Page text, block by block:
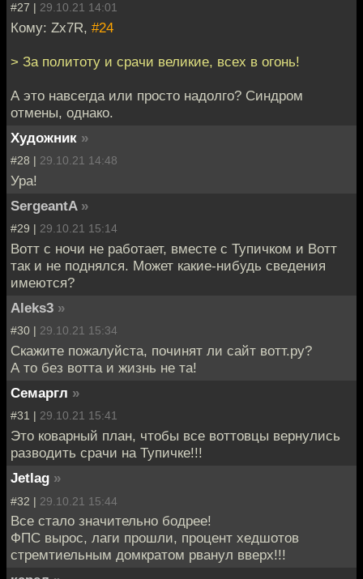
#27 | 29.10.21 14:01
Кому: Zx7R, #24
> За политоту и срачи великие, всех в огонь!
А это навсегда или просто надолго? Синдром
отмены, однако.
Художник »
#28 | 29.10.21 14:48
Ура!
SergeantA »
#29 | 29.10.21 15:14
Вотт с ночи не работает, вместе с Тупичком и Вотт
так и не поднялся. Может какие-нибудь сведения
имеются?
Aleks3 »
#30 | 29.10.21 15:34
Скажите пожалуйста, починят ли сайт вотт.ру?
А то без вотта и жизнь не та!
Семаргл »
#31 | 29.10.21 15:41
Это коварный план, чтобы все воттовцы вернулись
разводить срачи на Тупичке!!!
Jetlag »
#32 | 29.10.21 15:44
Все стало значительно бодрее!
ФПС вырос, лаги прошли, процент хедшотов
стремтиельным домкратом рванул вверх!!!